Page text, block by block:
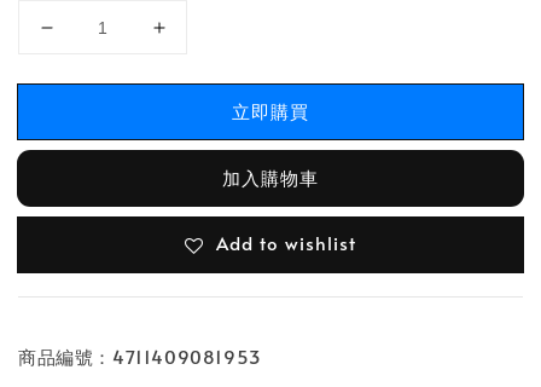
立即購買
加入購物車
Add to wishlist
商品編號：4711409081953